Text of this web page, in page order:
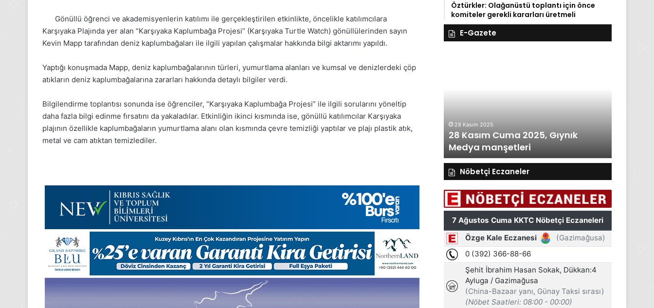
Gönüllü öğrenci ve akademisyenlerin katılımı ile gerçekleştirilen etkinlikte, öncelikle katılımcılara
Karşıyaka Plajında yer alan “Karşıyaka Kaplumbağa Projesi” (Karşıyaka Turtle Watch) gönüllülerinden sayın
Kevin Mapp tarafından deniz kaplumbağaları ile ilgili yapılan çalışmalar hakkında bilgi aktarımı yapıldı.
Yaptığı konuşmada Mapp, deniz kaplumbağalarının türleri, yumurtlama alanları ve kumsal ve denizlerdeki çöp
atıkların deniz kaplumbağalarına zararları hakkında detaylı bilgiler verdi.
Bilgilendirme toplantısı sonunda ise öğrenciler, “Karşıyaka Kaplumbağa Projesi” ile ilgili sorularını yöneltip
daha fazla bilgi edinme fırsatını da yakaladılar. Etkinliğin ikinci kısmında ise, gönüllü katılımcılar Karşıyaka
plajının özellikle kaplumbağaların yumurtlama alanı olan kısmında çevre temizliği yaptılar ve plajı plastik atık,
metal ve cam atıktan temizlediler.
Öztürkler: Olağanüstü toplantı için önce
komiteler gerekli kararları üretmeli
E-Gazete
Kasım
Pazartesi
Medya
manşetleri
24 Kasım 2025
24 Kasım Pazartesi 2025, Gıynık
Medya manşetleri
Aralık
Pazartesi
Medya
manşetleri
1 Aralık 2025
1 Aralık Pazartesi 2025, Gıynık
28 Kasım 2025
28 Kasım Cuma 2025, Gıynık
Medya manşetleri
Nöbetçi Eczaneler